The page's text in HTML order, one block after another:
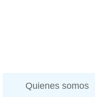
Quienes somos